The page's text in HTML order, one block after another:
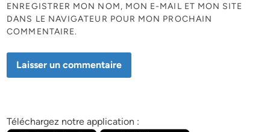
ENREGISTRER MON NOM, MON E-MAIL ET MON SITE
DANS LE NAVIGATEUR POUR MON PROCHAIN
COMMENTAIRE.
Téléchargez notre application :